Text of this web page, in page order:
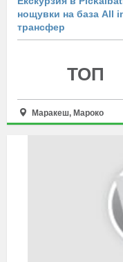
нощувки на база All
трансфер
ТОП
Маракеш, Мароко